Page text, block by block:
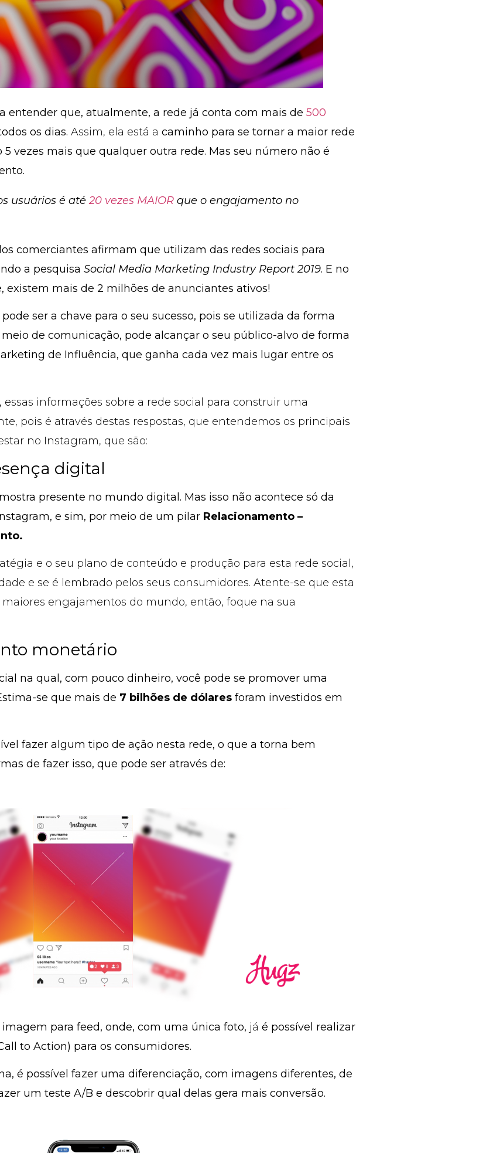
entender que, atualmente, a rede já conta com mais de 500
os dias. Assim, ela está a caminho para se tornar a maior rede
5 vezes mais que qualquer outra rede. Mas seu número não é
usuários é até20 vezes MAIOR que o engajamento no
comerciantes afirmam que utilizam das redes sociais para
a pesquisa Social Media Marketing Industry Report 2019. E no
existem mais de 2 milhões de anunciantes ativos!
ser a chave para o seu sucesso, pois se utilizada da forma
de comunicação, pode alcançar o seu público-alvo de forma
de Influência, que ganha cada vez mais lugar entre os
informações sobre a rede social para construir uma
pois é através destas respostas, que entendemos os principais
no Instagram, que são:
digital
presente no mundo digital. Mas isso não acontece só da
e sim, por meio de um pilar Relacionamento –
e o seu plano de conteúdo e produção para esta rede social,
e se é lembrado pelos seus consumidores. Atente-se que esta
engajamentos do mundo, então, foque na sua
monetário
na qual, com pouco dinheiro, você pode se promover uma
se que mais de 7 bilhões de dólares foram investidos em
fazer algum tipo de ação nesta rede, o que a torna bem
de fazer isso, que pode ser através de:
para feed, onde, com uma única foto, já é possível realizar
to Action) para os consumidores.
é possível fazer uma diferenciação, com imagens diferentes, de
um teste A/B e descobrir qual delas gera mais conversão.